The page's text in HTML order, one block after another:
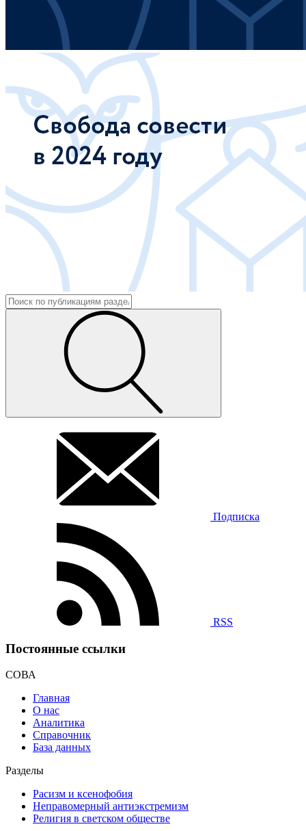
Подписка
RSS
Постоянные ссылки
СОВА
Главная
О нас
Аналитика
Справочник
База данных
Разделы
Расизм и ксенофобия
Неправомерный антиэкстремизм
Религия в светском обществе